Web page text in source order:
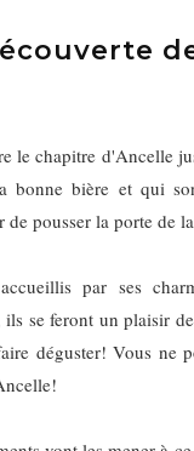
le chapitre d'Ancelle
bonne bière et qui
de pousser la porte de
par ses
ils se feront un plaisir
déguster! Vous ne